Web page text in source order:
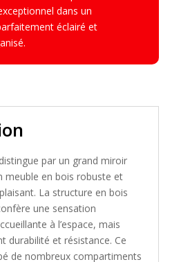
dans un
éclairé et
par un grand miroir
meuble en bois robuste et
La structure en bois
une sensation
à l’espace, mais
durabilité et résistance. Ce
de nombreux compartiments